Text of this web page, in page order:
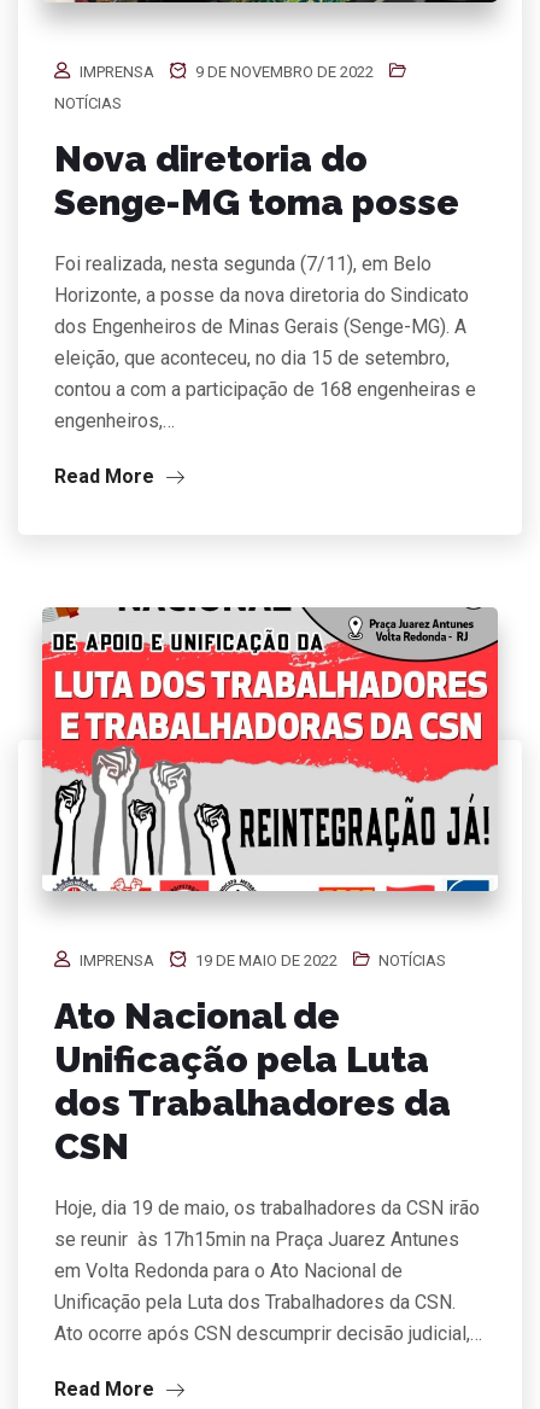
IMPRENSA
9 DE NOVEMBRO DE 2022
NOTÍCIAS
Nova diretoria do
Senge-MG toma posse
Foi realizada, nesta segunda (7/11), em Belo
Horizonte, a posse da nova diretoria do Sindicato
dos Engenheiros de Minas Gerais (Senge-MG). A
eleição, que aconteceu, no dia 15 de setembro,
contou a com a participação de 168 engenheiras e
engenheiros,…
Read More
IMPRENSA 19 DE MAIO DE 2022 NOTÍCIAS
Ato Nacional de
Unificação pela Luta
dos Trabalhadores da
CSN
Hoje, dia 19 de maio, os trabalhadores da CSN irão
se reunir às 17h15min na Praça Juarez Antunes
em Volta Redonda para o Ato Nacional de
Unificação pela Luta dos Trabalhadores da CSN.
Ato ocorre após CSN descumprir decisão judicial,…
Read More